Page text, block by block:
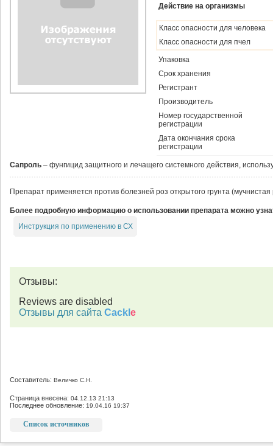
Действие на организмы
Класс опасности для человека
Класс опасности для пчел
Упаковка
Срок хранения
Регистрант
Производитель
Номер государственной
регистрации
Дата окончания срока
регистрации
Сапроль – фунгицид защитного и лечащего системного действия,
Препарат применяется против болезней роз открытого грунта (мучнистая
Более подробную информацию о использовании препарата можно
Инструкция по применению в СХ
Отзывы:
Reviews are disabled
Отзывы для сайта Cackl e
Составитель: Величко С.Н.
Страница внесена: 04.12.13 21:13
Последнее обновление: 19.04.16 19:37
Список источников